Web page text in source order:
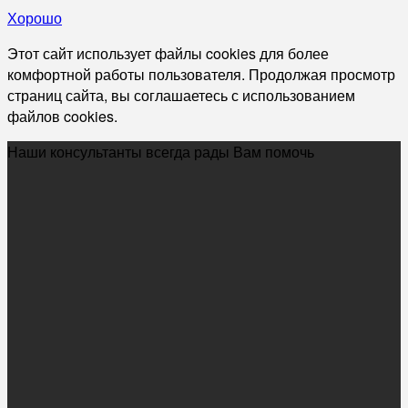
Хорошо
Этот сайт использует файлы cookies для более
комфортной работы пользователя. Продолжая просмотр
страниц сайта, вы соглашаетесь с использованием
файлов cookies.
Наши консультанты всегда рады Вам помочь